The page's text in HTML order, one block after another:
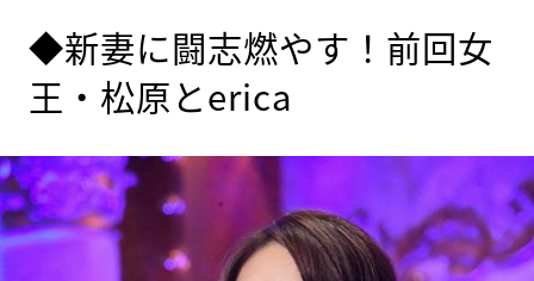
◆新妻に闘志燃やす！前回女
王・松原とerica